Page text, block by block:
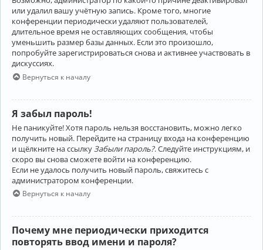
или удалил вашу учётную запись. Кроме того, многие
конференции периодически удаляют пользователей,
длительное время не оставляющих сообщения, чтобы
уменьшить размер базы данных. Если это произошло,
попробуйте зарегистрироваться снова и активнее участвовать в
дискуссиях.
Вернуться к началу
Я забыл пароль!
Не паникуйте! Хотя пароль нельзя восстановить, можно легко
получить новый. Перейдите на страницу входа на конференцию
и щёлкните на ссылку Забыли пароль?. Следуйте инструкциям, и
скоро вы снова сможете войти на конференцию.
Если не удалось получить новый пароль, свяжитесь с
администратором конференции.
Вернуться к началу
Почему мне периодически приходится
повторять ввод имени и пароля?